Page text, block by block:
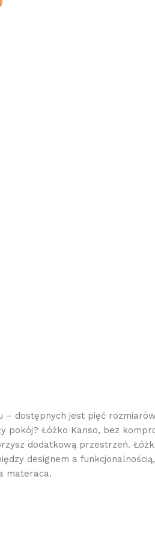
dostępnych jest pięć
pokój? Łóżko Kanso, bez
dodatkową przestrzeń.
designem a
materaca.